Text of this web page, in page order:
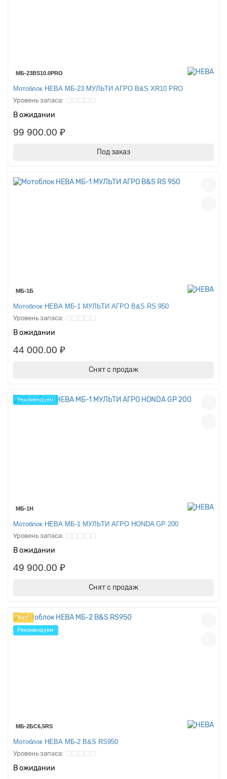
МБ-23BS10.0PRO
Мотоблок НЕВА МБ-23 МУЛЬТИ АГРО B&S XR10 PRO
В ожидании
99 900.00 ₽
Под заказ
МБ-1Б
Мотоблок НЕВА МБ-1 МУЛЬТИ АГРО B&S RS 950
В ожидании
44 000.00 ₽
Снят с продаж
Рекомендуем
МБ-1Н
Мотоблок НЕВА МБ-1 МУЛЬТИ АГРО HONDA GP 200
В ожидании
49 900.00 ₽
Снят с продаж
Хит!
Рекомендуем
МБ-2БС6,5RS
Мотоблок НЕВА МБ-2 B&S RS950
В ожидании